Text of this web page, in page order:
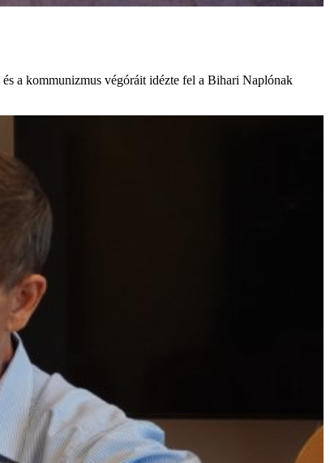
és a kommunizmus végóráit idézte fel a Bihari Naplónak